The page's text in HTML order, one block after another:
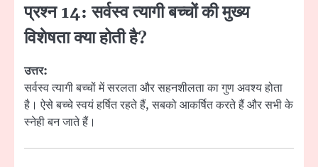
प्रश्न 14: सर्वस्व त्यागी बच्चों की मुख्य
विशेषता क्या होती है?
उत्तर:
सर्वस्व त्यागी बच्चों में सरलता और सहनशीलता का गुण अवश्य होता
है। ऐसे बच्चे स्वयं हर्षित रहते हैं, सबको आकर्षित करते हैं और सभी के
स्नेही बन जाते हैं।